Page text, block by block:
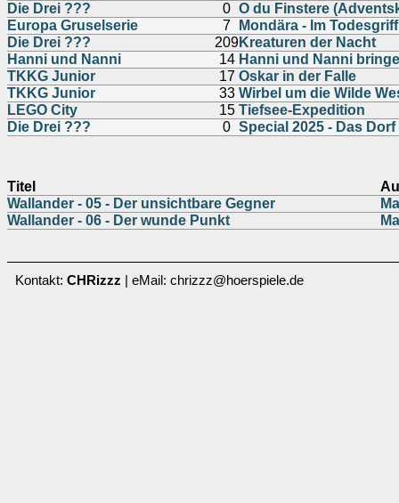
Die Drei ???
0 O du Finstere
Europa Gruselserie
7
Mondära - Im
Die Drei ???
209Kreaturen der Nacht
Hanni und Nanni
14 Hanni und Nanni
TKKG Junior
17 Oskar in der Falle
TKKG Junior
33 Wirbel um die Wilde
LEGO City
15 Tiefsee-Expedition
Die Drei ???
0 Special 2025 - Das
Titel
Wallander - 05 - Der unsichtbare Gegner
Wallander - 06 - Der wunde Punkt
Kontakt: CHRizzz | eMail: chrizzz@hoerspiele.de